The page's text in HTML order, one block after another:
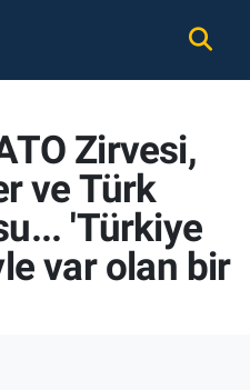
Zirvesi,
ve Türk
'Türkiye
var olan bir
ve Fikstür